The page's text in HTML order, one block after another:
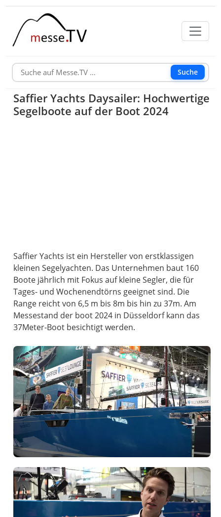
Suche
Saffier Yachts Daysailer: Hochwertige
Segelboote auf der Boot 2024
Saffier Yachts ist ein Hersteller von erstklassigen
kleinen Segelyachten. Das Unternehmen baut 160
Boote jährlich mit Fokus auf kleine Segler, die für
Tages- und Wochenendtörns geeignet sind. Die
Range reicht von 6,5 m bis 8m bis hin zu 37m. Am
Messestand der boot 2024 in Düsseldorf kann das
37Meter-Boot besichtigt werden.